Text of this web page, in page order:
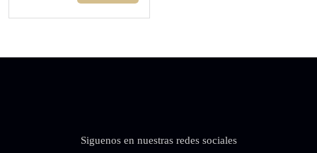
Siguenos en nuestras redes sociales